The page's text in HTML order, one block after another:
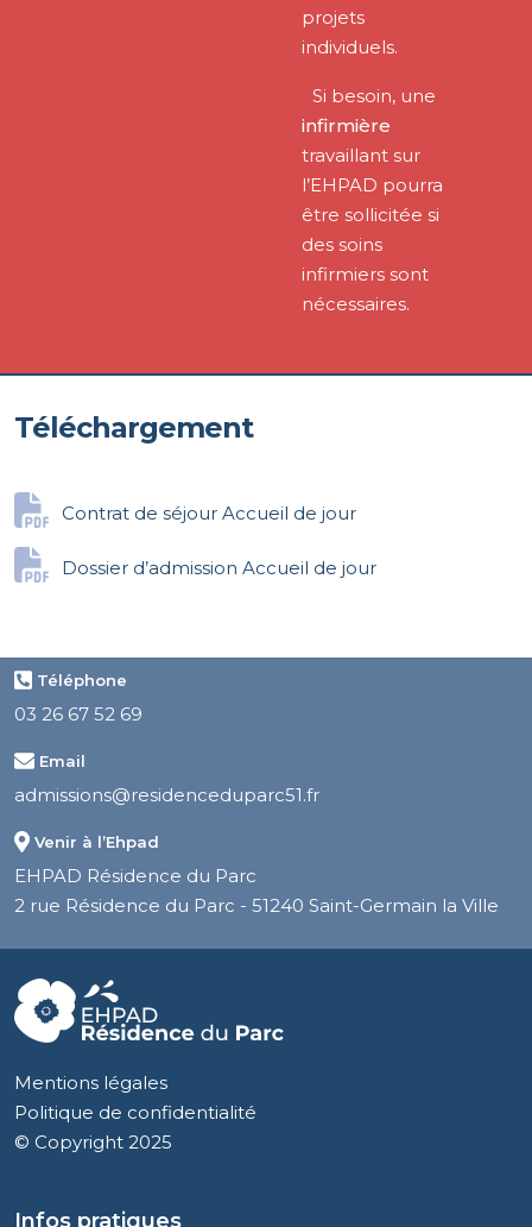
projets
individuels.
Si besoin, une
infirmière
travaillant sur
l’EHPAD pourra
être sollicitée si
des soins
infirmiers sont
nécessaires.
Téléchargement
Contrat de séjour Accueil de jour
Dossier d’admission Accueil de jour
Téléphone
03 26 67 52 69
Email
admissions@residenceduparc51.fr
Venir à l’Ehpad
EHPAD Résidence du Parc
2 rue Résidence du Parc - 51240 Saint-Germain la Ville
Mentions légales
Politique de confidentialité
© Copyright 2025
Infos pratiques